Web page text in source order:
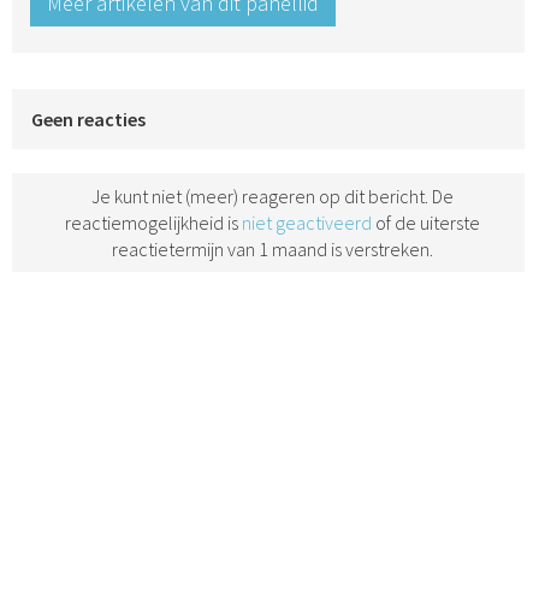
Geen reacties
Je kunt niet (meer) reageren op dit bericht. De
reactiemogelijkheid is niet geactiveerd of de uiterste
reactietermijn van 1 maand is verstreken.